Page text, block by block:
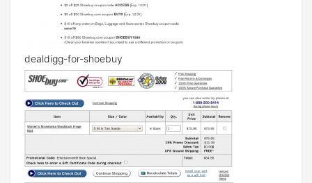
dealdigg-for-shoebuy